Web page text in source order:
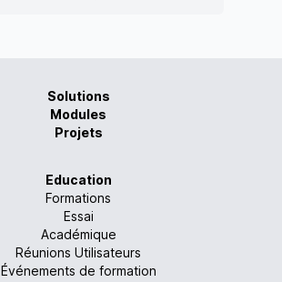
Solutions
Modules
Projets
Education
Formations
Essai
Académique
Réunions Utilisateurs
Événements de formation